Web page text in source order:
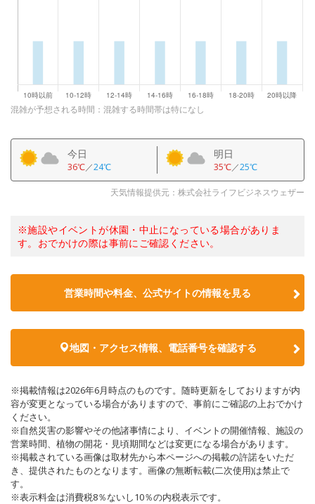
混雑が予想される時間：混雑する時間帯は特になし
今日
36℃／24℃
明日
35℃／25℃
天気情報提供元：株式会社ライフビジネスウェザー
※施設やイベントが休園・中止になっている場合がありま
す。おでかけの際は事前にご確認ください。
営業時間や料金、公式サイトの情報を見る
地図・アクセス情報、電話番号を確認する
※掲載情報は2026年6月時点のものです。随時更新をしておりますが内
容が変更となっている場合がありますので、事前にご確認の上おでかけ
ください。
※自然災害の影響やその他諸事情により、イベントの開催情報、施設の
営業時間、植物の開花・見頃期間などは変更になる場合があります。
※掲載されている画像は取材先から本ページへの掲載の許諾をいただ
き、提供されたものとなります。画像の無断転載(二次使用)は禁止で
す。
※表示料金は消費税8％ないし10％の内税表示です。